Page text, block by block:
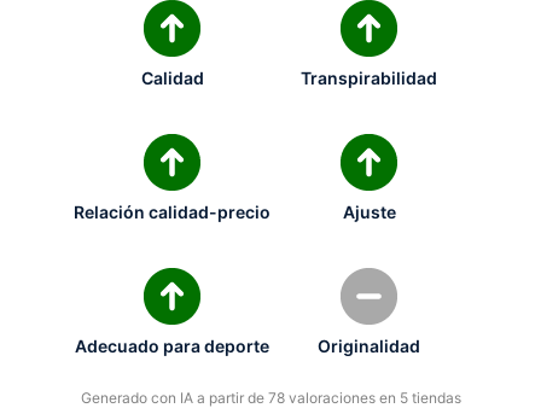
Calidad Transpirabilidad
Relación calidad-precio Ajuste
Adecuado para deporte Originalidad
Generado con IA a partir de 78 valoraciones en 5 tiendas